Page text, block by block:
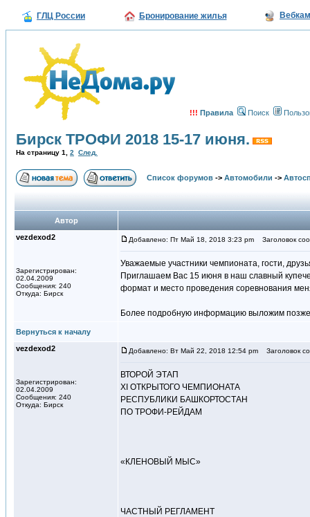
ГЛЦ России Бронирование жилья
!!! Правила Поиск
Бирск ТРОФИ 2018 15-17 июня.
На страницу 1 2 След.
Список форумов -> Автомобили ->
Автор
vezdexod2
Зарегистрирован:
02.04.2009
Сообщения: 240
Откуда: Бирск
Добавлено: Пт Май 18, 2018 3:23 pm Заголовок
Уважаемые участники чемпионата, гости,
Приглашаем Вас 15 июня в наш славный
формат и место проведения соревнования
Более подробную информацию выложим
Вернуться к началу
vezdexod2
Зарегистрирован:
02.04.2009
Сообщения: 240
Откуда: Бирск
Добавлено: Вт Май 22, 2018 12:54 pm Заголовок
ВТОРОЙ ЭТАП
XI ОТКРЫТОГО ЧЕМПИОНАТА
РЕСПУБЛИКИ БАШКОРТОСТАН
ПО ТРОФИ-РЕЙДАМ
«КЛЕНОВЫЙ МЫС»
ЧАСТНЫЙ РЕГЛАМЕНТ